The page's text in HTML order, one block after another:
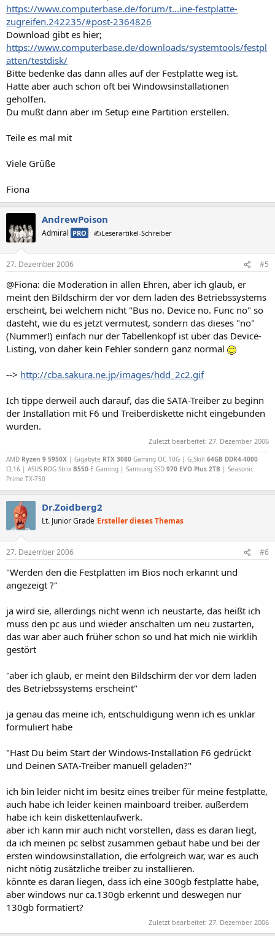
https://www.computerbase.de/forum/t...ine-festplatte-
zugreifen.242235/#post-2364826
Download gibt es hier;
https://www.computerbase.de/downloads/systemtools/festpl
atten/testdisk/
Bitte bedenke das dann alles auf der Festplatte weg ist.
Hatte aber auch schon oft bei Windowsinstallationen
geholfen.
Du mußt dann aber im Setup eine Partition erstellen.
Teile es mal mit
Viele Grüße
Fiona
AndrewPoison
Admiral PRO ✍️Leserartikel-Schreiber
27. Dezember 2006 #5
@Fiona: die Moderation in allen Ehren, aber ich glaub, er
meint den Bildschirm der vor dem laden des Betriebssystems
erscheint, bei welchem nicht "Bus no. Device no. Func no" so
dasteht, wie du es jetzt vermutest, sondern das dieses "no"
(Nummer!) einfach nur der Tabellenkopf ist über das Device-
Listing, von daher kein Fehler sondern ganz normal
--> http://cba.sakura.ne.jp/images/hdd_2c2.gif
Ich tippe derweil auch darauf, das die SATA-Treiber zu beginn
der Installation mit F6 und Treiberdiskette nicht eingebunden
wurden.
Zuletzt bearbeitet: 27. Dezember 2006
AMD Ryzen 9 5950X | Gigabyte RTX 3080 Gaming OC 10G | G.Skill 64GB DDR4-4000
CL16 | ASUS ROG Strix B550-E Gaming | Samsung SSD 970 EVO Plus 2TB | Seasonic
Prime TX-750
Dr.Zoidberg2
Lt. Junior Grade Ersteller dieses Themas
27. Dezember 2006 #6
"Werden den die Festplatten im Bios noch erkannt und
angezeigt ?"
ja wird sie, allerdings nicht wenn ich neustarte, das heißt ich
muss den pc aus und wieder anschalten um neu zustarten,
das war aber auch früher schon so und hat mich nie wirklih
gestört
"aber ich glaub, er meint den Bildschirm der vor dem laden
des Betriebssystems erscheint"
ja genau das meine ich, entschuldigung wenn ich es unklar
formuliert habe
"Hast Du beim Start der Windows-Installation F6 gedrückt
und Deinen SATA-Treiber manuell geladen?"
ich bin leider nicht im besitz eines treiber für meine festplatte,
auch habe ich leider keinen mainboard treiber. außerdem
habe ich kein diskettenlaufwerk.
aber ich kann mir auch nicht vorstellen, dass es daran liegt,
da ich meinen pc selbst zusammen gebaut habe und bei der
ersten windowsinstallation, die erfolgreich war, war es auch
nicht nötig zusätzliche treiber zu installieren.
könnte es daran liegen, dass ich eine 300gb festplatte habe,
aber windows nur ca.130gb erkennt und deswegen nur
130gb formatiert?
Zuletzt bearbeitet: 27. Dezember 2006